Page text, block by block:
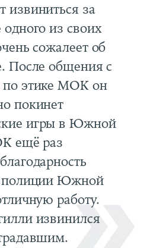
за
из своих
сожалеет об
После общения с
этике МОК он
покинет
игры в Южной
ещё раз
полиции Южной
работу.
извинился